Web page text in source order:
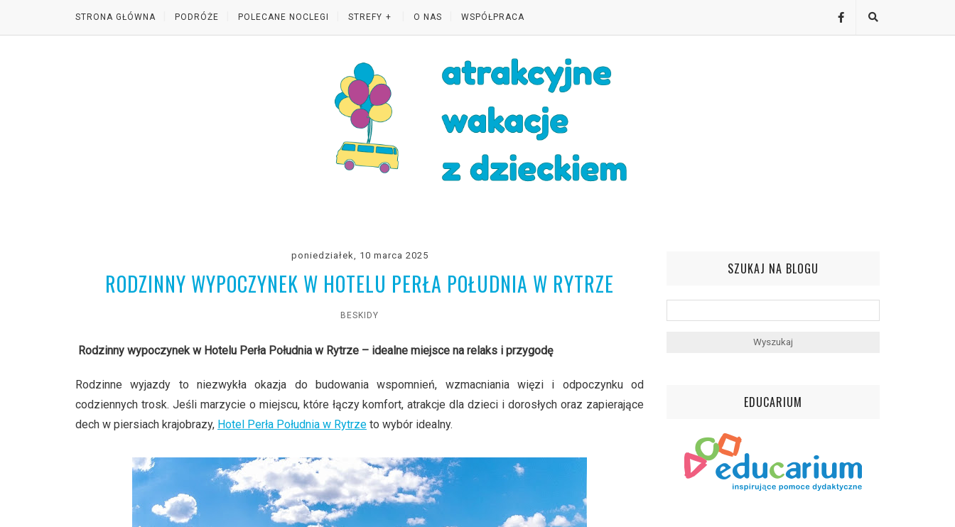
STRONA GŁÓWNA PODRÓŻE POLECANE NOCLEGI STREFY O NAS WSPÓŁPRACA
poniedziałek, 10 marca 2025
RODZINNY WYPOCZYNEK W HOTELU PERŁA POŁUDNIA W RYTRZE
BESKIDY
Rodzinny wypoczynek w Hotelu Perła Południa w Rytrze – idealne miejsce na relaks i przygodę
Rodzinne wyjazdy to niezwykła okazja do budowania wspomnień, wzmacniania więzi i odpoczynku od
codziennych trosk. Jeśli marzycie o miejscu, które łączy komfort, atrakcje dla dzieci i dorosłych oraz zapierające
dech w piersiach krajobrazy, Hotel Perła Południa w Rytrze to wybór idealny.
SZUKAJ NA BLOGU
EDUCARIUM